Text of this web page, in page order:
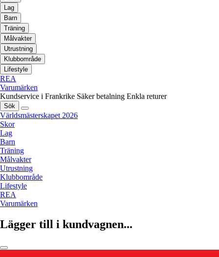
Lag
Barn
Träning
Målvakter
Utrustning
Klubbområde
Lifestyle
REA
Varumärken
Kundservice i Frankrike Säker betalning Enkla returer
Sök
Världsmästerskapet 2026
Skor
Lag
Barn
Träning
Målvakter
Utrustning
Klubbområde
Lifestyle
REA
Varumärken
Lägger till i kundvagnen...